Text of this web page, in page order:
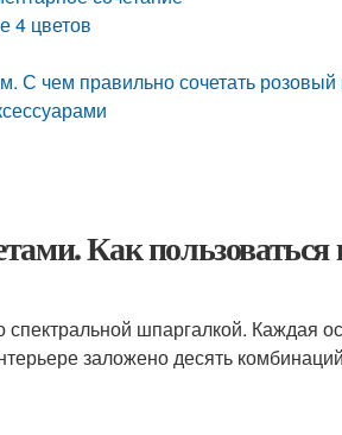
4 цветов
С чем правильно сочетать
Как
шпаргалкой. Каждая
заложено десять